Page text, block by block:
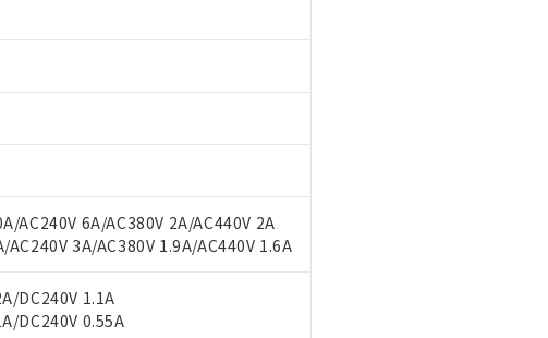
AC240V 6A/AC380V 2A/AC440V 2A
3A/AC380V 1.9A/AC440V 1.6A
DC240V 1.1A
DC240V 0.55A
えご利用ください。
、本サービスの対象外となる商品もあることをご了承ください。
、記載している更新日時点での社内データに基づき作成されるも
の在庫および標準価格とは異なる場合があることをご了承くださ
客様のお取引先、またはお客様担当のオムロン制御機器販売店・
の非含有に対応した製品が提供可能な商品です。
の非含有の対応状況を調査中または確認中の商品です。
有害物質有無と関係のない商品です。
ていたものが、含有品と判明した場合などやむを得ず変更すること
ル類(PBB) 1000ppm以下、ポリ臭化ジフェニルエーテル類(PBDE) 1000ppm以下、
1000ppm以下、フタル酸ブチルベンジル（BBP） 1000ppm以下、フタル酸ジブチ
(DIBP) 1000ppm以下
する適用除外項目は除く。
の基準値を超えていることを示します。
問い合わせください。
ジイソブチル) : 1000ppm、 BBP(フタル酸ブチルベンジル) : 1000ppm、
場合は、日本国政府の輸出許可(または役務取引許可)を取得する
完全に破砕するなど、違法に輸出されないよう必要な手段を講じ
ル、化学兵器、生物兵器またはその他武器並びにこれらの製造装